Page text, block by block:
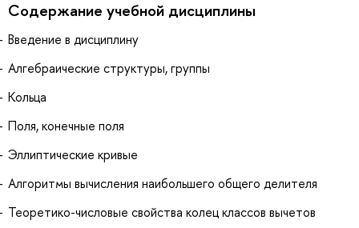
Содержание учебной дисциплины
Введение в дисциплину
Алгебраические структуры, группы
Кольца
Поля, конечные поля
Эллиптические кривые
Алгоритмы вычисления наибольшего общего делителя
Теоретико-числовые свойства колец классов вычетов